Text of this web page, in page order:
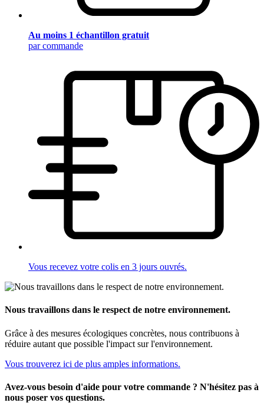
Au moins 1 échantillon gratuit
par commande
Vous recevez votre colis en 3 jours ouvrés.
Nous travaillons dans le respect de notre environnement.
Grâce à des mesures écologiques concrètes, nous contribuons à
réduire autant que possible l'impact sur l'environnement.
Vous trouverez ici de plus amples informations.
Avez-vous besoin d'aide pour votre commande ? N'hésitez pas à
nous poser vos questions.